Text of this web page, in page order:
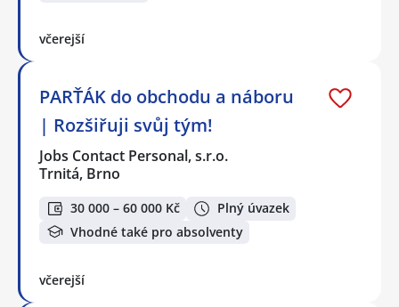
včerejší
PARŤÁK do obchodu a náboru
| Rozšiřuji svůj tým!
Jobs Contact Personal, s.r.o.
Trnitá, Brno
30 000 – 60 000 Kč
Plný úvazek
Vhodné také pro absolventy
včerejší